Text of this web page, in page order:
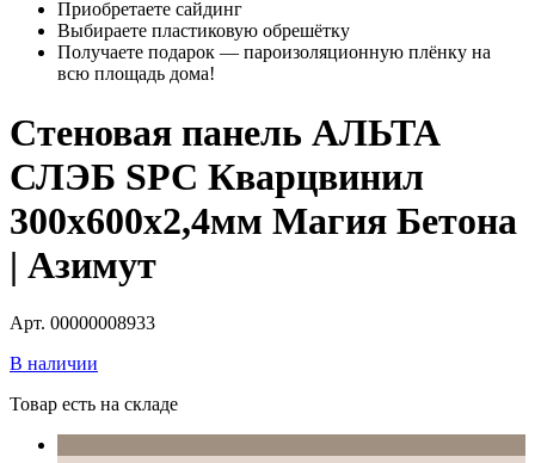
Приобретаете сайдинг
Выбираете пластиковую обрешётку
Получаете подарок — пароизоляционную плёнку на
всю площадь дома!
Стеновая панель АЛЬТА
СЛЭБ SPC Кварцвинил
300х600х2,4мм Магия Бетона
| Азимут
Арт. 00000008933
В наличии
Товар есть на складе